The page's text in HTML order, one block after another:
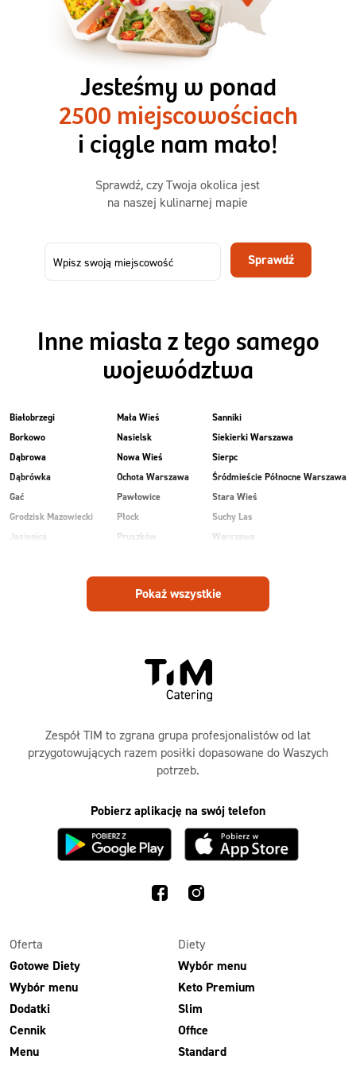
3 razy TAK
1500kcal - 2250kcal
3 sycące posiłki o większej objętości. Mniej dań,
ta sama wygoda!
50,31 zł
73,99
-32%
Menu
Jesteśmy w ponad
2500 miejscowościach
i ciągle nam mało!
Sprawdź, czy Twoja okolica jest
na naszej kulinarnej mapie
Sprawdź
Inne miasta z tego samego
województwa
Białobrzegi
Borkowo
Dąbrowa
Dąbrówka
Gać
Grodzisk Mazowiecki
Jasienica
Mała Wieś
Nasielsk
Nowa Wieś
Ochota Warszawa
Pawłowice
Płock
Pruszków
Radom
Ruda
Sanniki
Siekierki Warszawa
Sierpc
Śródmieście Północne Warszawa
Stara Wieś
Suchy Las
Warszawa
Wesoła
Zalesie
Pokaż wszystkie
Zespół TIM to zgrana grupa profesjonalistów od lat
przygotowujących razem posiłki dopasowane do Waszych
potrzeb.
Pobierz aplikację na swój telefon
Oferta
Gotowe Diety
Wybór menu
Dodatki
Cennik
Menu
Diety
Wybór menu
Keto Premium
Slim
Office
Standard